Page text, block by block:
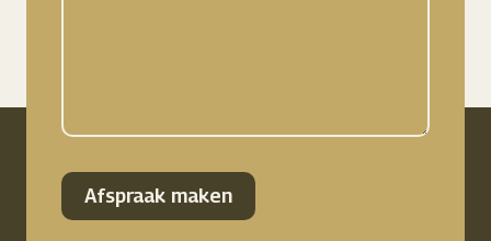
Afspraak maken